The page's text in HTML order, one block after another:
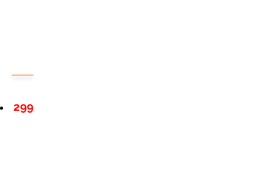
299